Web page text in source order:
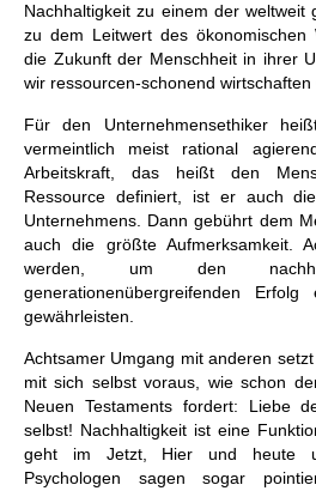
Nachhaltigkeit zu einem der weltweit
zu dem Leitwert des ökonomischen
die Zukunft der Menschheit in ihrer
wir ressourcen-schonend wirtschaften
Für den Unternehmensethiker
vermeintlich meist rational
Arbeitskraft, das heißt den
Ressource definiert, ist er auch
Unternehmens. Dann gebührt dem
auch die größte Aufmerksamkeit.
werden, um den
generationenübergreifenden
gewährleisten.
Achtsamer Umgang mit anderen
mit sich selbst voraus, wie schon
Neuen Testaments fordert: Liebe
selbst! Nachhaltigkeit ist eine
geht im Jetzt, Hier und heute
Psychologen sagen sogar